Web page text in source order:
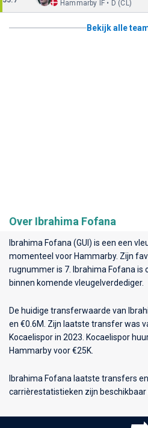
Hammarby IF • D (CL)
Bekijk alle
Over Ibrahima Fofana
Ibrahima Fofana (GUI) is een een
momenteel voor Hammarby. Zijn
rugnummer is 7. Ibrahima Fofana is
binnen komende vleugelverdediger.
De huidige transferwaarde van
en €0.6M. Zijn laatste transfer was
Kocaelispor in 2023. Kocaelispor
Hammarby voor €25K.
Ibrahima Fofana laatste transfers
carrièrestatistieken zijn beschikbaar